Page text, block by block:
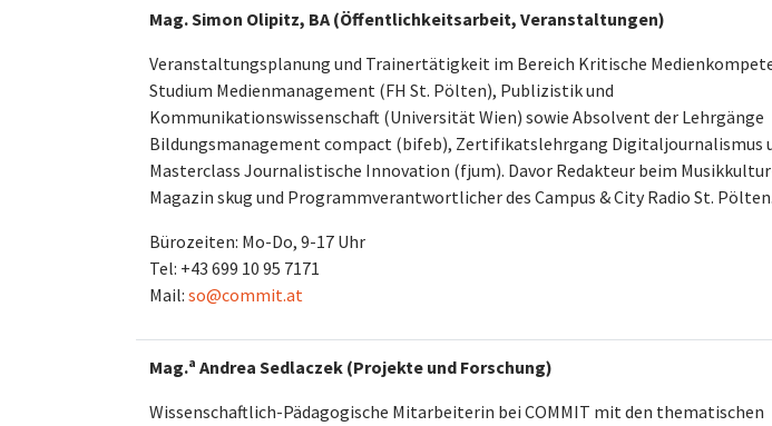
Mag. Simon Olipitz, BA (Öffentlichkeitsarbeit, Veranstaltungen)
Veranstaltungsplanung und Trainertätigkeit im Bereich Kritische
Studium Medienmanagement (FH St. Pölten), Publizistik und
Kommunikationswissenschaft (Universität Wien) sowie Absolvent der Lehrgänge
Bildungsmanagement compact (bifeb), Zertifikatslehrgang Digitaljournalismus
Masterclass Journalistische Innovation (fjum). Davor Redakteur beim
Magazin skug und Programmverantwortlicher des Campus & City Radio St. Pölten.
Bürozeiten: Mo-Do, 9-17 Uhr
Tel: +43 699 10 95 7171
Mail: so@commit.at
Mag.a Andrea Sedlaczek (Projekte und Forschung)
Wissenschaftlich-Pädagogische Mitarbeiterin bei COMMIT mit den thematischen